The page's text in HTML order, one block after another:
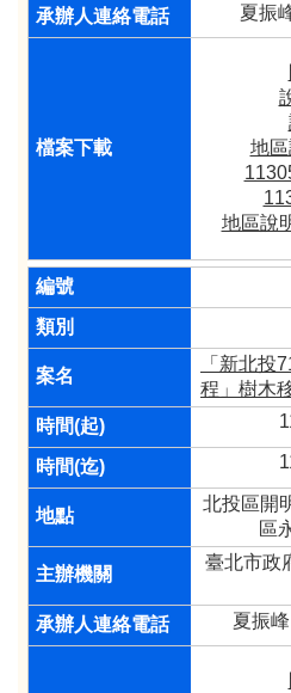
夏振
地
地區說
「新北投
程」樹木
北投區開
區
臺北市政
夏振